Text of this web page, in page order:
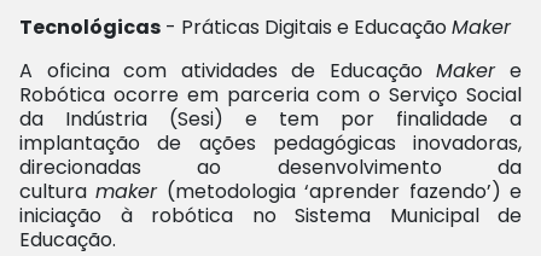
Tecnológicas - Práticas Digitais e EducaçãoMaker
A oficina com atividades de EducaçãoMakere
Robótica ocorre em parceria com o Serviço Social
da Indústria (Sesi) e tem por finalidade a
implantação de ações pedagógicas inovadoras,
direcionadas ao desenvolvimento da
culturamaker(metodologia ‘aprender fazendo’) e
iniciação à robótica no Sistema Municipal de
Educação.